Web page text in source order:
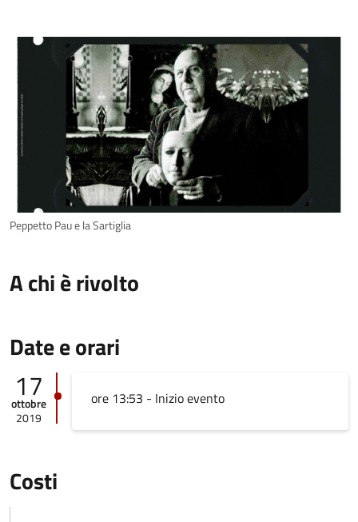
Peppetto Pau e la Sartiglia
A chi è rivolto
Date e orari
17
ottobre
2019
ore 13:53 - Inizio evento
Costi